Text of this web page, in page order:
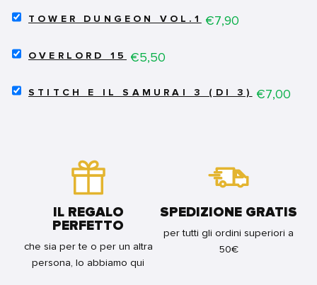
II
SELECT
VOL.1
TOWER DUNGEON VOL.1 Price
€7,90
SELECT
FOR
OVERLORD 15 Price
€5,50
SELECT
STITCH E IL SAMURAI 3 (DI 3) Price
€7,00
IL REGALO
PERFETTO
che sia per te o per un altra
persona, lo abbiamo qui
SPEDIZIONE GRATIS
per tutti gli ordini superiori a
50€